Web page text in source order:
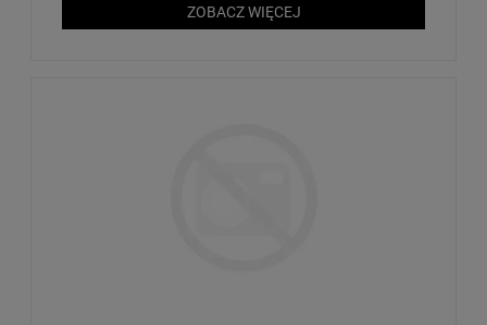
ZOBACZ WIĘCEJ